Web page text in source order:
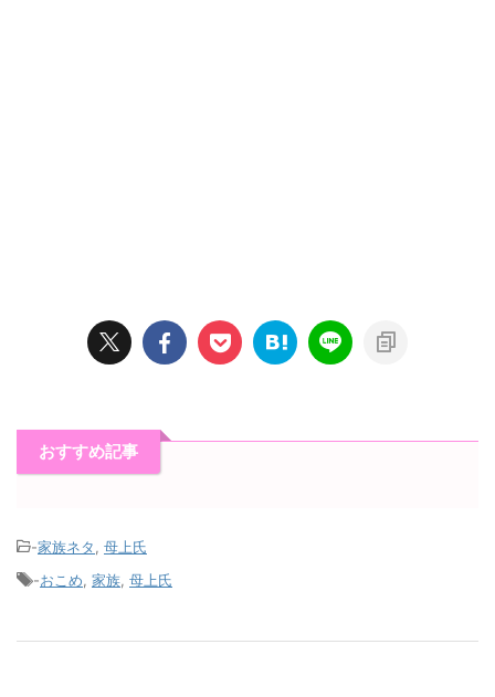
おすすめ記事
-家族ネタ
母上氏
-おこめ 家族 母上氏